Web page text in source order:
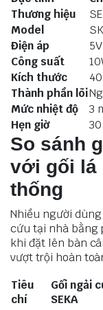
Thương hiệu
Model
Điện áp
Công suất
Kích thước
Thành phần lõi
Mức nhiệt độ
3
Hẹn giờ
So sánh
với gối lá
thống
Nhiều người
cứu tại nhà bằng
khi đặt lên bàn
vượt trội hoàn
Tiêu
chí
Gối ngải
SEKA